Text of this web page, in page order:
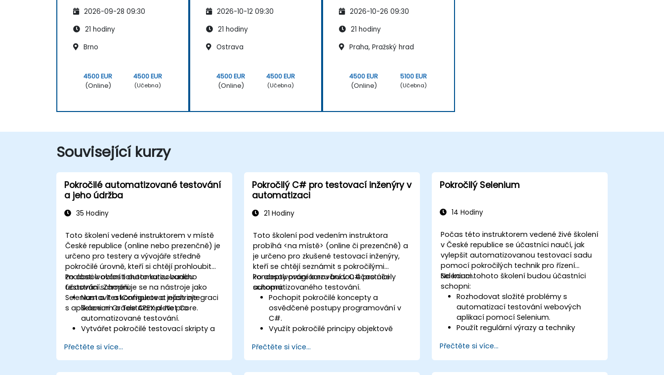
2026-09-28 09:30
21 hodiny
Brno
4500 EUR
(Online)
4500 EUR
(Učebna)
2026-10-12 09:30
21 hodiny
Ostrava
4500 EUR
(Online)
4500 EUR
(Učebna)
2026-10-26 09:30
21 hodiny
Praha, Pražský hrad
4500 EUR
(Online)
5100 EUR
(Učebna)
Související kurzy
Pokročilé automatizované testování
a jeho údržba
35 Hodiny
Toto školení vedené instruktorem v místě
České republice (online nebo prezenčně) je
určeno pro testery a vývojáře středně
pokročilé úrovně, kteří si chtějí prohloubit
znalosti v oblasti automatizovaného
testování. Zaměřuje se na nástroje jako
Selenium a TestComplete a jejich integraci
s aplikacemi Oracle APEX a .Net Core.
Po absolvování tohoto kurzu budou
účastníci schopni:
Nastavit a konfigurovat nástroje
Selenium a TestComplete pro
automatizované testování.
Vytvářet pokročilé testovací skripty a
Integrovat automatizované testování
s aplikacemi Oracle APEX a .Net Core.
Využívat techniky strojového učení ke
Přečtěte si více...
Pokročilý C# pro testovací inženýry v
automatizaci
21 Hodiny
Toto školení pod vedením instruktora
probíhá <na místě> (online či prezenčně) a
je určeno pro zkušené testovací inženýry,
kteří se chtějí seznámit s pokročilými
koncepty programování v C# pro účely
automatizovaného testování.
Po absolvování kurzu budou účastníci
schopni:
Pochopit pokročilé koncepty a
osvědčené postupy programování v
C#.
Využít pokročilé principy objektově
vytvoření efektivních a flexibilních
automatizačních řešení.
Navrhnout a vyvinout modulární a
Přečtěte si více...
Pokročilý Selenium
14 Hodiny
Počas této instruktorem vedené živé školení
v České republice se účastníci naučí, jak
vylepšit automatizovanou testovací sadu
pomocí pokročilých technik pro řízení
Selenium.
Na konci tohoto školení budou účastníci
schopni:
Rozhodovat složité problémy s
automatizací testování webových
aplikací pomocí Selenium.
Použít regulární výrazy a techniky
Zvládnout výjimky, které zastavují běh
testů.
Přečtěte si více...